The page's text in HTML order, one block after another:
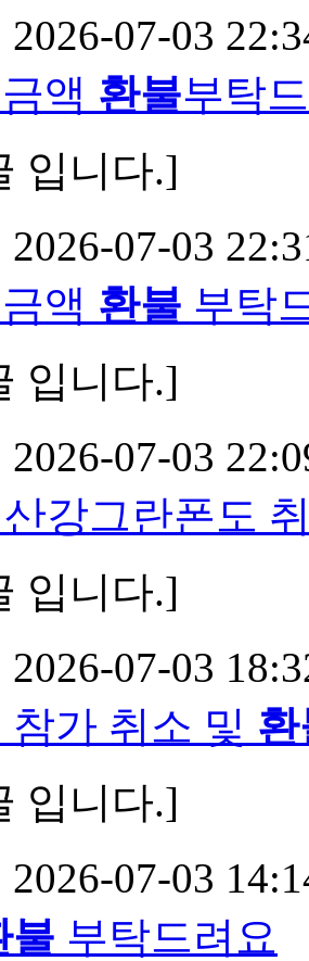
2026-07-03
액 환불부탁
입니다.]
2026-07-03
액 환불 부탁
입니다.]
2026-07-03
산강그란폰도
입니다.]
2026-07-03
가 취소 및
입니다.]
2026-07-03
불 부탁드려요